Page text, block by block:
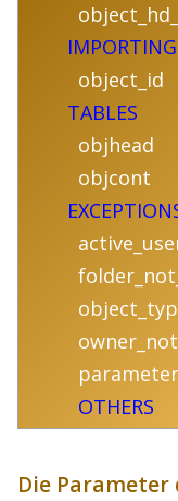
IMPORTING
TABLES
Die